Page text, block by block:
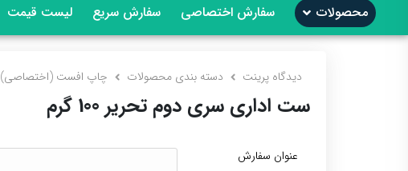
محصولات سفارش اختصاصی سفارش سریع لیست قیمت
دیدگاه پرینت دسته بندی محصولات چاپ افست (اختصاصی)
ست اداری سری دوم تحریر 100 گرم
عنوان سفارش